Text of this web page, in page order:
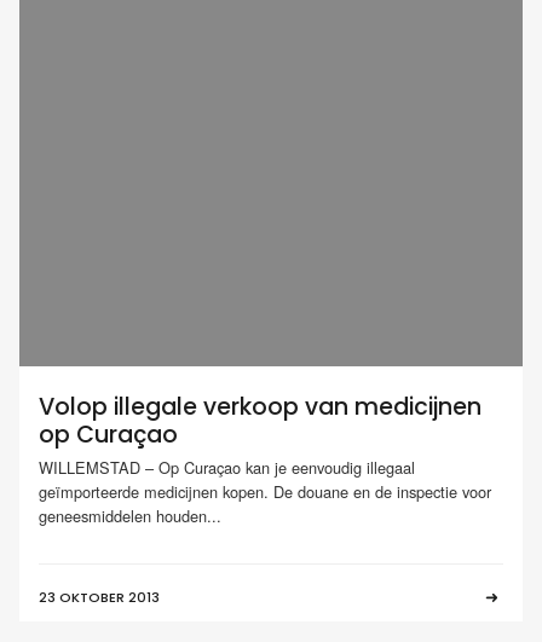
Volop illegale verkoop van medicijnen
op Curaçao
WILLEMSTAD – Op Curaçao kan je eenvoudig illegaal
geïmporteerde medicijnen kopen. De douane en de inspectie voor
geneesmiddelen houden...
23 OKTOBER 2013